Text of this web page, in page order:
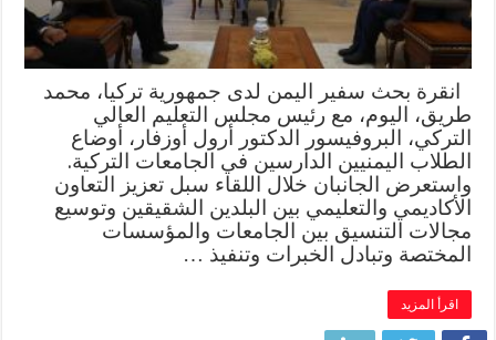
انقرة بحث سفير اليمن لدى جمهورية تركيا، محمد
طريق، اليوم، مع رئيس مجلس التعليم العالي
التركي، البروفيسور الدكتور أرول أوزفار، أوضاع
الطلاب اليمنيين الدارسين في الجامعات التركية.
واستعرض الجانبان خلال اللقاء سبل تعزيز التعاون
الأكاديمي والتعليمي بين البلدين الشقيقين وتوسيع
مجالات التنسيق بين الجامعات والمؤسسات
المختصة وتبادل الخبرات وتنفيذ …
اقرأ المزيد